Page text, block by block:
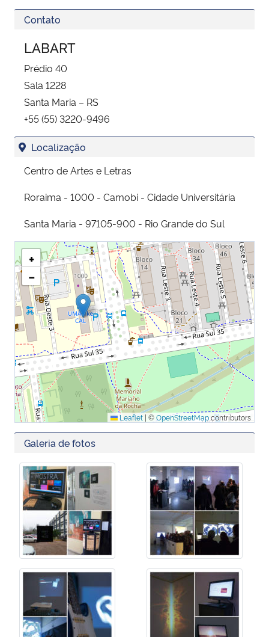
Contato
LABART
Prédio 40
Sala 1228
Santa Maria – RS
+55 (55) 3220-9496
Localização
Centro de Artes e Letras
Roraima - 1000 - Camobi - Cidade Universitária
Santa Maria - 97105-900 - Rio Grande do Sul
+
−
Leaflet | ©OpenStreetMapcontributors
Galeria de fotos